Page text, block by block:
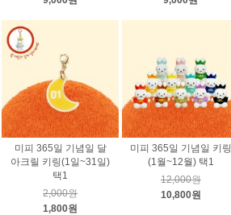
미피 365일 기념일 달
아크릴 키링(1일~31일)
택1
2,000원
1,800원
미피 365일 기념일 키링
(1월~12월) 택1
12,000원
10,800원